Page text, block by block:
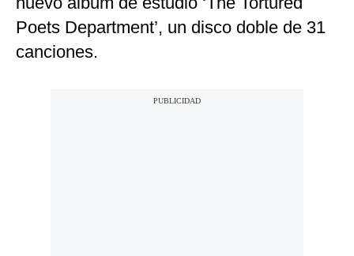
Poets Department’, un disco doble de 31
canciones.